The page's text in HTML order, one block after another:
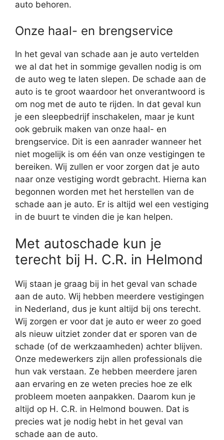
auto behoren.
Onze haal- en brengservice
In het geval van schade aan je auto vertelden
we al dat het in sommige gevallen nodig is om
de auto weg te laten slepen. De schade aan de
auto is te groot waardoor het onverantwoord is
om nog met de auto te rijden. In dat geval kun
je een sleepbedrijf inschakelen, maar je kunt
ook gebruik maken van onze haal- en
brengservice. Dit is een aanrader wanneer het
niet mogelijk is om één van onze vestigingen te
bereiken. Wij zullen er voor zorgen dat je auto
naar onze vestiging wordt gebracht. Hierna kan
begonnen worden met het herstellen van de
schade aan je auto. Er is altijd wel een vestiging
in de buurt te vinden die je kan helpen.
Met autoschade kun je
terecht bij H. C.R. in Helmond
Wij staan je graag bij in het geval van schade
aan de auto. Wij hebben meerdere vestigingen
in Nederland, dus je kunt altijd bij ons terecht.
Wij zorgen er voor dat je auto er weer zo goed
als nieuw uitziet zonder dat er sporen van de
schade (of de werkzaamheden) achter blijven.
Onze medewerkers zijn allen professionals die
hun vak verstaan. Ze hebben meerdere jaren
aan ervaring en ze weten precies hoe ze elk
probleem moeten aanpakken. Daarom kun je
altijd op H. C.R. in Helmond bouwen. Dat is
precies wat je nodig hebt in het geval van
schade aan de auto.